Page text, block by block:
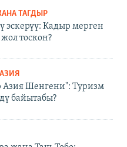
ТАГДЫР
эскерүү: Кадыр мерген
тоскон?
Азия Шенгени": Туризм
байытабы?